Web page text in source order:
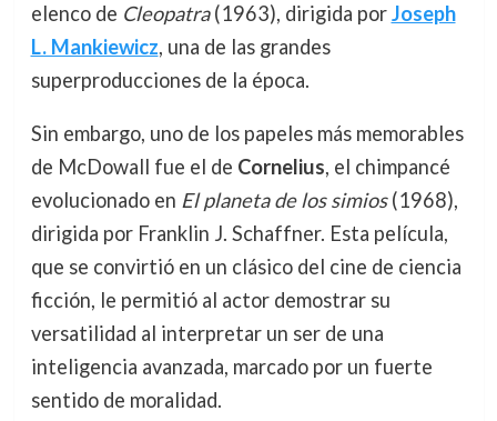
elenco de Cleopatra(1963), dirigida porJoseph
L. Mankiewicz, una de las grandes
superproducciones de la época.
Sin embargo, uno de los papeles más memorables
de McDowall fue el de Cornelius, el chimpancé
evolucionado en El planeta de los simios(1968),
dirigida por Franklin J. Schaffner. Esta película,
que se convirtió en un clásico del cine de ciencia
ficción, le permitió al actor demostrar su
versatilidad al interpretar un ser de una
inteligencia avanzada, marcado por un fuerte
sentido de moralidad.